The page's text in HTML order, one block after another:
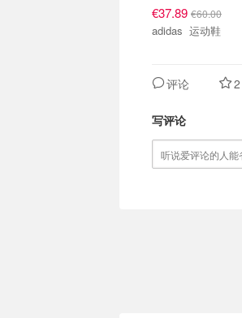
€37.89 €60.00
adidas 运动鞋
评论 2
写评论